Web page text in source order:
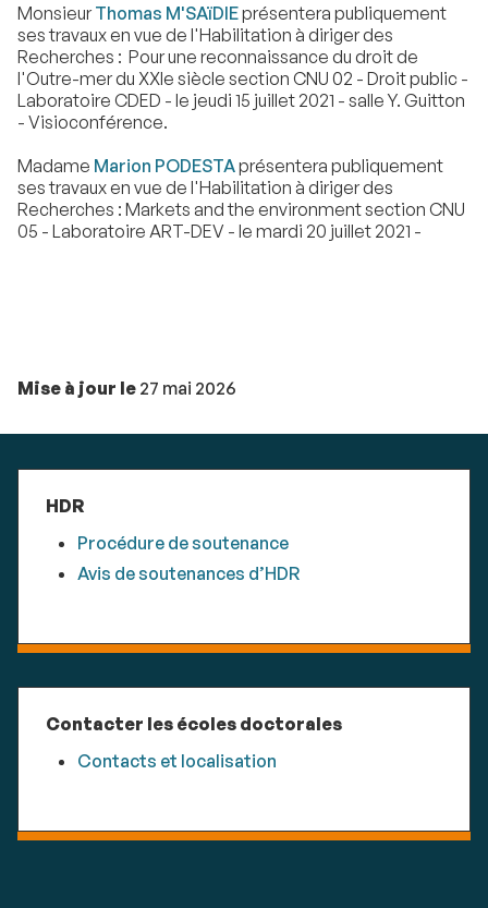
Monsieur Thomas M'SAïDIEprésentera publiquement
ses travaux en vue de l'Habilitation à diriger des
Recherches : Pour une reconnaissance du droit de
l'Outre-mer du XXIe siècle section CNU 02 - Droit public -
Laboratoire CDED - le jeudi 15 juillet 2021 - salle Y. Guitton
- Visioconférence.
Madame Marion PODESTAprésentera publiquement
ses travaux en vue de l'Habilitation à diriger des
Recherches : Markets and the environment section CNU
05 - Laboratoire ART-DEV - le mardi 20 juillet 2021 -
Mise à jour le 27 mai 2026
HDR
Procédure de soutenance
Avis de soutenances d’HDR
Contacter les écoles doctorales
Contacts et localisation